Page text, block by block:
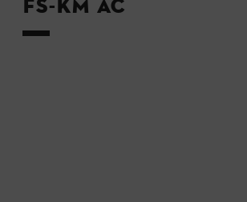
FS-KM AC